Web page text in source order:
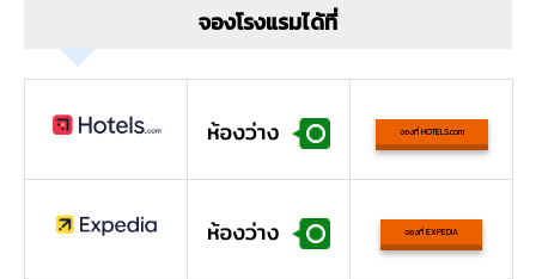
จองโรงแรมได้ที่
จองที่ HOTELS.com
จองที่ EXPEDIA